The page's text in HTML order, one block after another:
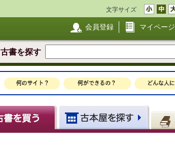
文字サイズ
会員登録 マイページ
古書を探す